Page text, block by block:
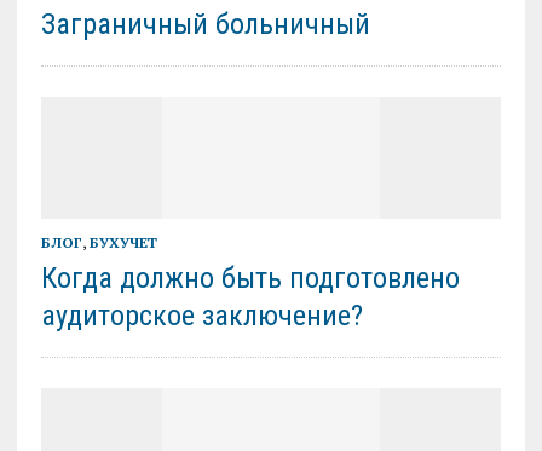
Заграничный больничный
БЛОГ, БУХУЧЕТ
Когда должно быть подготовлено
аудиторское заключение?